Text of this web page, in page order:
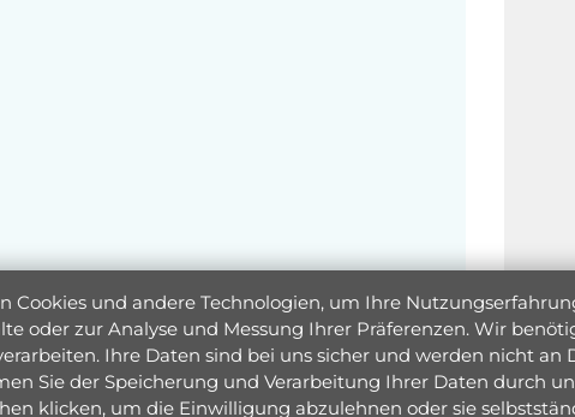
und andere Technologien, um Ihre
oder zur Analyse und Messung Ihrer Präferenzen. Wir
Ihre Daten sind bei uns sicher und werden nicht
Sie der Speicherung und Verarbeitung Ihrer Daten durch
klicken, um die Einwilligung abzulehnen oder sie